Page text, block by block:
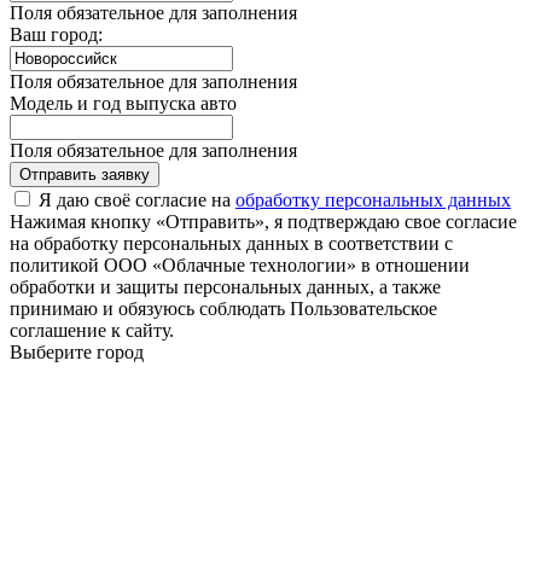
Поля обязательное для заполнения
Ваш город:
Поля обязательное для заполнения
Модель и год выпуска авто
Поля обязательное для заполнения
Отправить заявку
Я даю своё согласие на обработку персональных данных
Нажимая кнопку «Отправить», я подтверждаю свое согласие
на обработку персональных данных в соответствии с
политикой ООО «Облачные технологии» в отношении
обработки и защиты персональных данных, а также
принимаю и обязуюсь соблюдать Пользовательское
соглашение к сайту.
Выберите город